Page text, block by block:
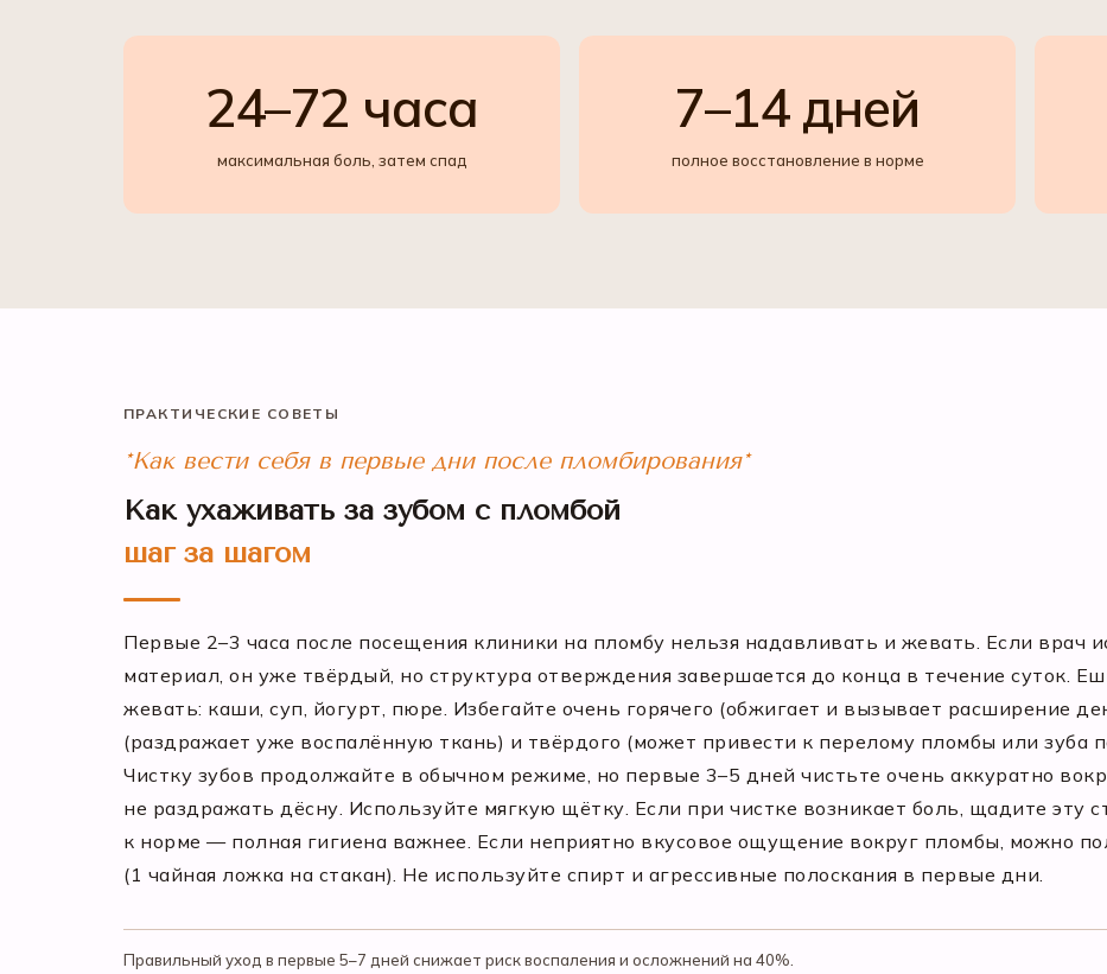
24–72 часа
максимальная боль, затем спад
7–14 дней
полное восстановление в норме
ПРАКТИЧЕСКИЕ СОВЕТЫ
*Как вести себя в первые дни после пломбирования*
Как ухаживать за зубом с пломбой
шаг за шагом
Первые 2–3 часа после посещения клиники на пломбу нельзя надавливать и жевать. Если врач
материал, он уже твёрдый, но структура отверждения завершается до конца в течение суток.
жевать: каши, суп, йогурт, пюре. Избегайте очень горячего (обжигает и вызывает расширение
(раздражает уже воспалённую ткань) и твёрдого (может привести к перелому пломбы или зуба
Чистку зубов продолжайте в обычном режиме, но первые 3–5 дней чистьте очень аккуратно
не раздражать дёсну. Используйте мягкую щётку. Если при чистке возникает боль, щадите эту
к норме — полная гигиена важнее. Если неприятно вкусовое ощущение вокруг пломбы, можно
(1 чайная ложка на стакан). Не используйте спирт и агрессивные полоскания в первые дни.
Правильный уход в первые 5–7 дней снижает риск воспаления и осложнений на 40%.